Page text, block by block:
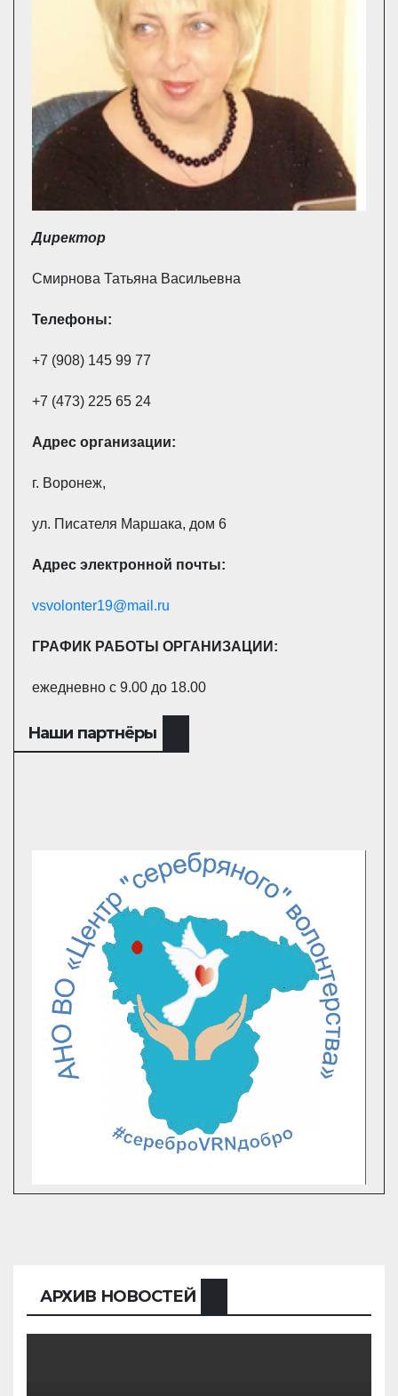
Директор
Смирнова Татьяна Васильевна
Телефоны:
+7 (908) 145 99 77
+7 (473) 225 65 24
Адрес организации:
г. Воронеж,
ул. Писателя Маршака, дом 6
Адрес электронной почты:
vsvolonter19@mail.ru
ГРАФИК РАБОТЫ ОРГАНИЗАЦИИ:
ежедневно с 9.00 до 18.00
Наши партнёры
АРХИВ НОВОСТЕЙ